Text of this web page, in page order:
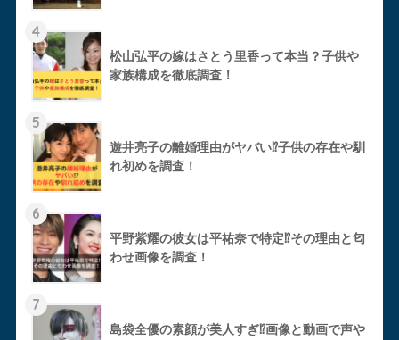
4
松山弘平の嫁はさとう里香って本当？子供や
家族構成を徹底調査！
5
遊井亮子の離婚理由がヤバい⁉︎子供の存在や馴
れ初めを調査！
6
平野紫耀の彼女は平祐奈で特定⁉︎その理由と匂
わせ画像を調査！
7
島袋全優の素顔が美人すぎ⁉︎画像と動画で声や